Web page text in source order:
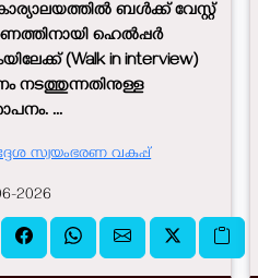
കാര്യാലയത്തിൽ ബൾക്ക് വേസ്റ്റ്
ഹെൽപ്പർ
(Walk in interview)
നടത്തുന്നതിനുള്ള
...
സ്വയംഭരണ വകുപ്പ്
2026